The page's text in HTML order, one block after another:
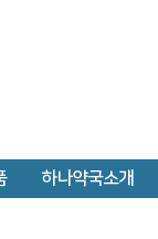
하나약국소개